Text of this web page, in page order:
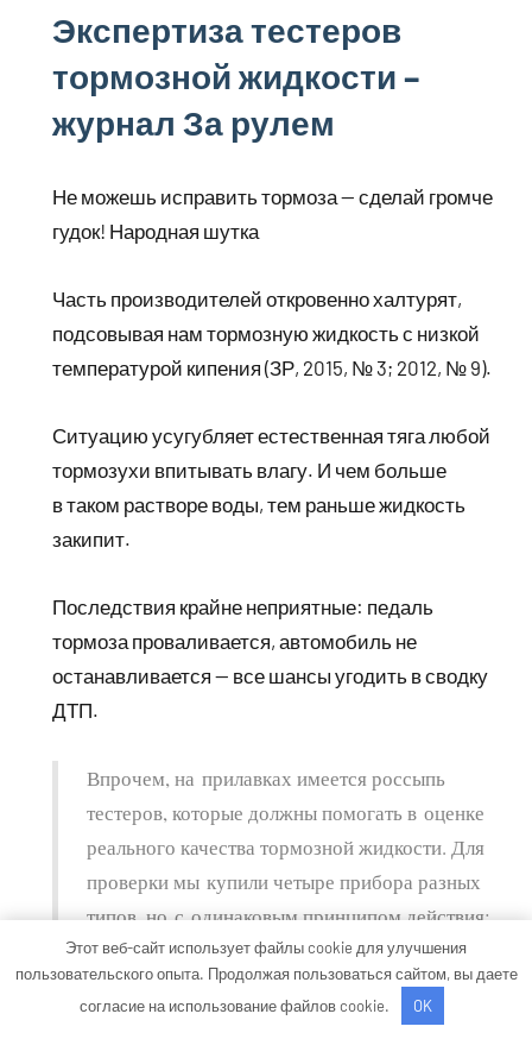
Экспертиза тестеров
тормозной жидкости –
журнал За рулем
Не можешь исправить тормоза — сделай громче
гудок! Народная шутка
Часть производителей откровенно халтурят,
подсовывая нам тормозную жидкость с низкой
температурой кипения (ЗР, 2015, № 3; 2012, № 9).
Ситуацию усугубляет естественная тяга любой
тормозухи впитывать влагу. И чем больше
в таком растворе воды, тем раньше жидкость
закипит.
Последствия крайне неприятные: педаль
тормоза проваливается, автомобиль не
останавливается — все шансы угодить в сводку
ДТП.
Впрочем, на прилавках имеется россыпь
тестеров, которые должны помогать в оценке
реального качества тормозной жидкости. Для
проверки мы купили четыре прибора разных
типов, но с одинаковым принципом действия:
«влажность» жидкости они оценивают
по электропроводности. Чем больше воды, тем
меньше сопротивление.
Этот веб-сайт использует файлы cookie для улучшения
пользовательского опыта. Продолжая пользоваться сайтом, вы даете
согласие на использование файлов cookie.
OK